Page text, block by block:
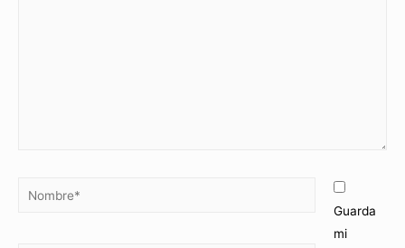
Guarda
mi